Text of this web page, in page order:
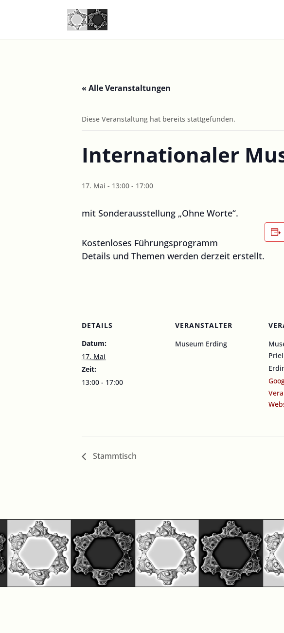
« Alle Veranstaltungen
Diese Veranstaltung hat bereits stattgefunden.
Internationaler
17. Mai - 13:00 - 17:00
mit Sonderausstellung „Ohne Worte“.
Kostenloses Führungsprogramm
Details und Themen werden derzeit erstellt.
DETAILS
Datum:
17. Mai
Zeit:
13:00 - 17:00
VERANSTALTER
Museum Erding
Stammtisch